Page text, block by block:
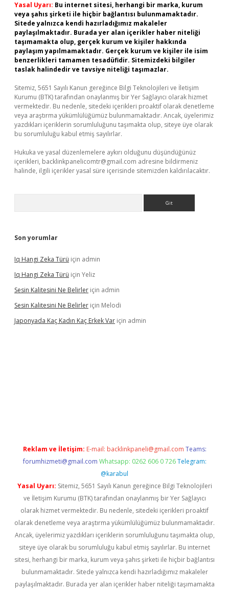
Yasal Uyarı: Bu internet sitesi, herhangi bir marka, kurum
veya şahıs şirketi ile hiçbir bağlantısı bulunmamaktadır.
Sitede yalnızca kendi hazırladığımız makaleler
paylaşılmaktadır. Burada yer alan içerikler haber niteliği
taşımamakta olup, gerçek kurum ve kişiler hakkında
paylaşım yapılmamaktadır. Gerçek kurum ve kişiler ile isim
benzerlikleri tamamen tesadüfidir. Sitemizdeki bilgiler
taslak halindedir ve tavsiye niteliği taşımazlar.
Sitemiz, 5651 Sayılı Kanun gereğince Bilgi Teknolojileri ve İletişim
Kurumu (BTK) tarafından onaylanmış bir Yer Sağlayıcı olarak hizmet
vermektedir. Bu nedenle, sitedeki içerikleri proaktif olarak denetleme
veya araştırma yükümlülüğümüz bulunmamaktadır. Ancak, üyelerimiz
yazdıkları içeriklerin sorumluluğunu taşımakta olup, siteye üye olarak
bu sorumluluğu kabul etmiş sayılırlar.
Hukuka ve yasal düzenlemelere aykırı olduğunu düşündüğünüz
içerikleri, backlinkpanelicomtr@gmail.com adresine bildirmeniz
halinde, ilgili içerikler yasal süre içerisinde sitemizden kaldırılacaktır.
Son yorumlar
Iq Hangi Zeka Türü için admin
Iq Hangi Zeka Türü için Yeliz
Sesin Kalitesini Ne Belirler için admin
Sesin Kalitesini Ne Belirler için Melodi
Japonyada Kaç Kadın Kaç Erkek Var için admin
Reklam ve İletişim: E-mail: backlinkpaneli@gmail.com Teams:
forumhizmeti@gmail.com Whatsapp: 0262 606 0 726 Telegram:
@karabul
Yasal Uyarı: Sitemiz, 5651 Sayılı Kanun gereğince Bilgi Teknolojileri
ve İletişim Kurumu (BTK) tarafından onaylanmış bir Yer Sağlayıcı
olarak hizmet vermektedir. Bu nedenle, sitedeki içerikleri proaktif
olarak denetleme veya araştırma yükümlülüğümüz bulunmamaktadır.
Ancak, üyelerimiz yazdıkları içeriklerin sorumluluğunu taşımakta olup,
siteye üye olarak bu sorumluluğu kabul etmiş sayılırlar. Bu internet
sitesi, herhangi bir marka, kurum veya şahıs şirketi ile hiçbir bağlantısı
bulunmamaktadır. Sitede yalnızca kendi hazırladığımız makaleler
paylaşılmaktadır. Burada yer alan içerikler haber niteliği taşımamakta